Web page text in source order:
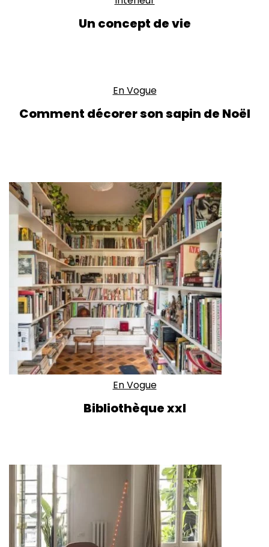
Un concept de vie
En Vogue
Comment décorer son sapin de Noël
En Vogue
Bibliothèque xxl